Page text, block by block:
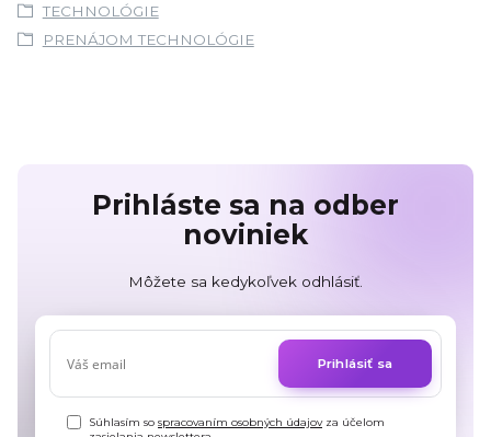
TECHNOLÓGIE
PRENÁJOM TECHNOLÓGIE
Prihláste sa na odber
noviniek
Môžete sa kedykoľvek odhlásiť.
Prihlásiť sa
Súhlasím sospracovaním osobných údajovza účelom